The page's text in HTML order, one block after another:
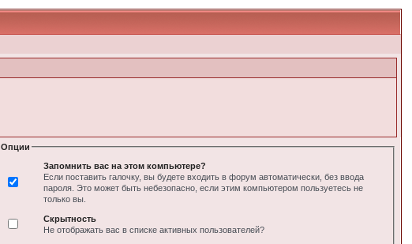
Опции
Запомнить вас на этом компьютере?
Если поставить галочку, вы будете входить в форум автоматически, без ввода
пароля. Это может быть небезопасно, если этим компьютером пользуетесь не
только вы.
Скрытность
Не отображать вас в списке активных пользователей?